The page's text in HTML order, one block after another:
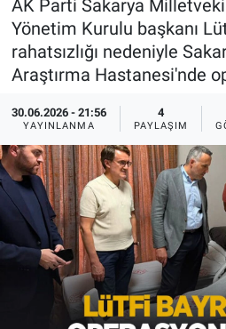
AK Parti Sakarya
Yönetim Kurulu başkanı
rahatsızlığı nedeniyle
Araştırma Hastanesi'nde
30.06.2026 - 21:56
YAYINLANMA
4
PAYLAŞIM